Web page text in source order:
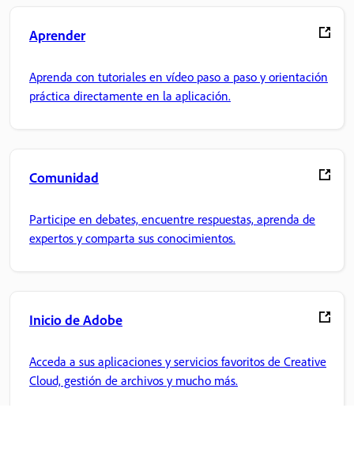
Aprender
Aprenda con tutoriales en vídeo paso a paso y orientación
práctica directamente en la aplicación.
Comunidad
Participe en debates, encuentre respuestas, aprenda de
expertos y comparta sus conocimientos.
Inicio de Adobe
Acceda a sus aplicaciones y servicios favoritos de Creative
Cloud, gestión de archivos y mucho más.